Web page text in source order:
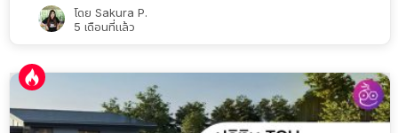
โดย Sakura P.
5 เดือนที่แล้ว